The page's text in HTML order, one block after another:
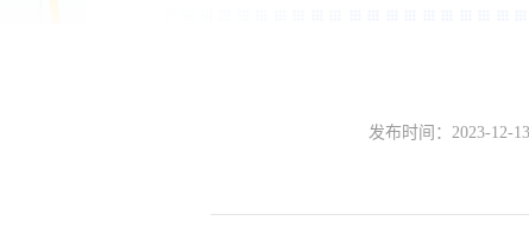
发布时间： 2023-12-